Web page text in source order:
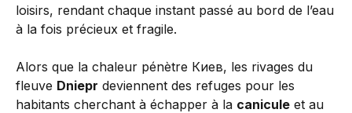
loisirs, rendant chaque instant passé au bord de l’eau
à la fois précieux et fragile.
Alors que la chaleur pénètre Киев, les rivages du
fleuve Dniepr deviennent des refuges pour les
habitants cherchant à échapper à la canicule et au